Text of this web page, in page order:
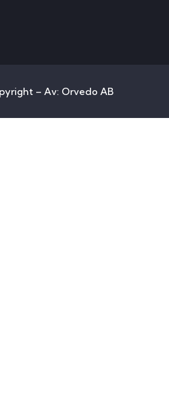
– Av: Orvedo AB